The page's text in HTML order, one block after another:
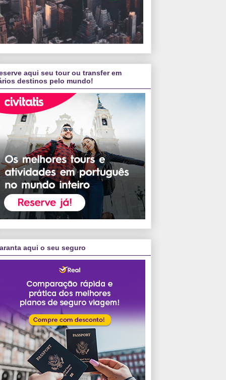
aqui seu tour ou transfer em
destinos pelo mundo!
aqui o seu seguro